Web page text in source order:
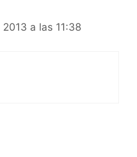
a las 11:38